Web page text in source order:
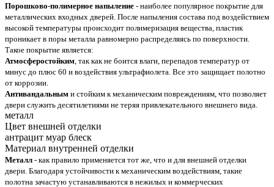
Порошково-полимерное напыление - наиболее популярное покрытие для
металлических входных дверей. После напыления состава под воздействием
высокой температуры происходит полимеризация вещества, пластик
проникает в поры металла равномерно распределяясь по поверхности.
Такое покрытие является:
Атмосферостойким , так как не боится влаги, перепадов температур от
минус до плюс 60 и воздействия ультрафиолета. Все это защищает полотно
от коррозии.
Антивандальным и стойким к механическим повреждениям, что позволяет
двери служить десятилетиями не теряя привлекательного внешнего вида.
металл
Цвет внешней отделки
антрацит муар блеск
Материал внутренней отделки
Металл - как правило применяется тот же, что и для внешней отделки
двери. Благодаря устойчивости к механическим воздействиям, такие
полотна зачастую устанавливаются в нежилых и коммерческих